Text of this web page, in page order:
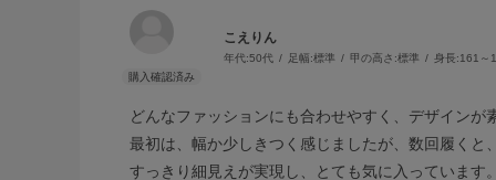
こえりん
年代:50代 足幅:標準 甲の高さ:標準 身長:161～
どんなファッションにも合わせやすく、デザインが
最初は、幅か少しきつく感じましたが、数回履くと
すっきり細見えが実現し、とても気に入っています